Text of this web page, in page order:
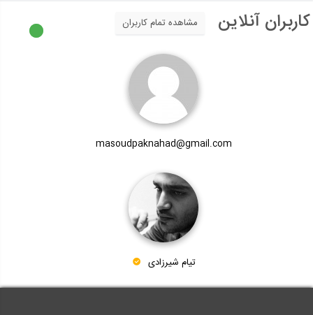
کاربران آنلاین مشاهده تمام کاربران
masoudpaknahad@gmail.com
تیام شیرزادی